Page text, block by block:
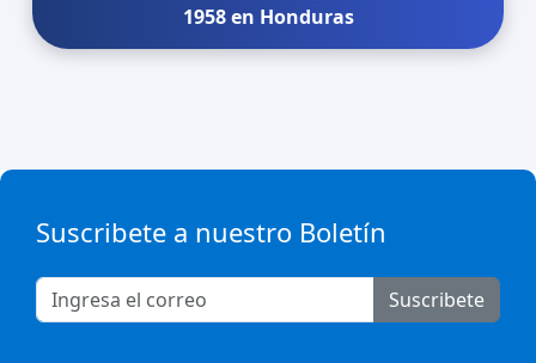
1958 en Honduras
Suscribete a nuestro Boletín
Suscribete